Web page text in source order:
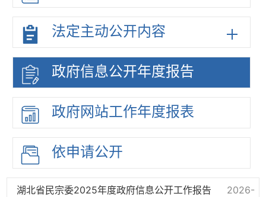
法定主动公开内容
政府信息公开年度报告
政府网站工作年度报表
依申请公开
湖北省民宗委2025年度政府信息公开工作报告
2026-